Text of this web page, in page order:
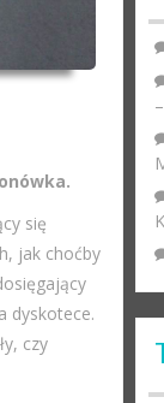
się
jak choćby
dyskotece.
czy